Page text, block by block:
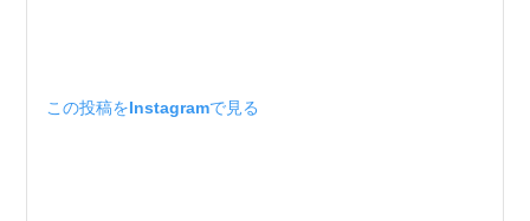
この投稿をInstagramで見る